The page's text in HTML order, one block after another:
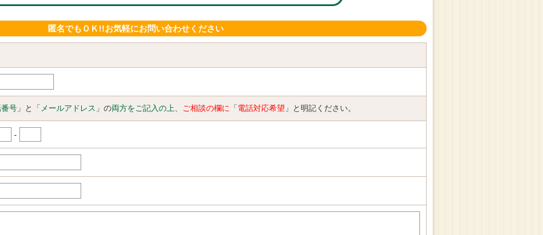
匿名でもＯＫ!!お気軽にお問い合わせください
号 」と「 メールアドレス 」の両方をご記入の上、 ご相談の欄に 「 電話対応希望 」と明記ください。
-